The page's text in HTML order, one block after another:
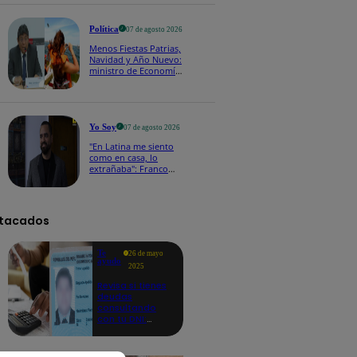
Política 07 de agosto 2026
Menos Fiestas Patrias,
Navidad y Año Nuevo:
ministro de Economía
Yo Soy 07 de agosto 2026
"En Latina me siento
como en casa, lo
extrañaba": Franco
Te
ayudo
26 de mayo
2025
Revisa si tienes
deudas
consultando
con tu DNI: